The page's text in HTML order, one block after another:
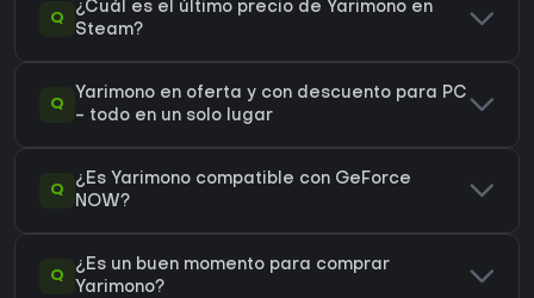
Q
¿Cuál es el último precio de Yarimono en
Steam?
Q
Yarimono en oferta y con descuento para PC
- todo en un solo lugar
Q
¿Es Yarimono compatible con GeForce
NOW?
Q
¿Es un buen momento para comprar
Yarimono?